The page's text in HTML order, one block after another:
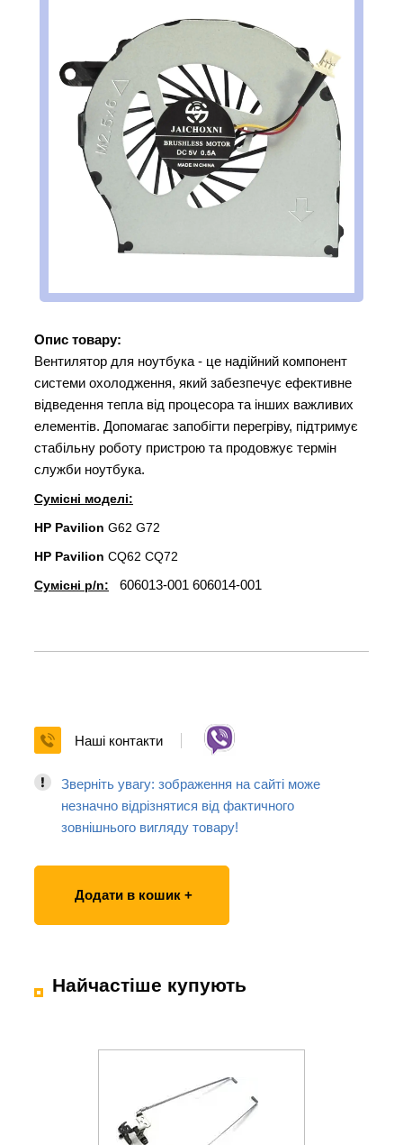
Опис товару:
Вентилятор для ноутбука - це надійний компонент
системи охолодження, який забезпечує ефективне
відведення тепла від процесора та інших важливих
елементів. Допомагає запобігти перегріву, підтримує
стабільну роботу пристрою та продовжує термін
служби ноутбука.
Сумісні моделі:
HP Pavilion G62 G72
HP Pavilion CQ62 CQ72
Сумісні p/n: 606013-001 606014-001
Наші контакти
Зверніть увагу: зображення на сайті може
незначно відрізнятися від фактичного
зовнішнього вигляду товару!
Додати в кошик +
Найчастіше купують